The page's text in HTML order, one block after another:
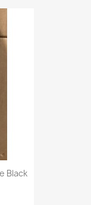
Black